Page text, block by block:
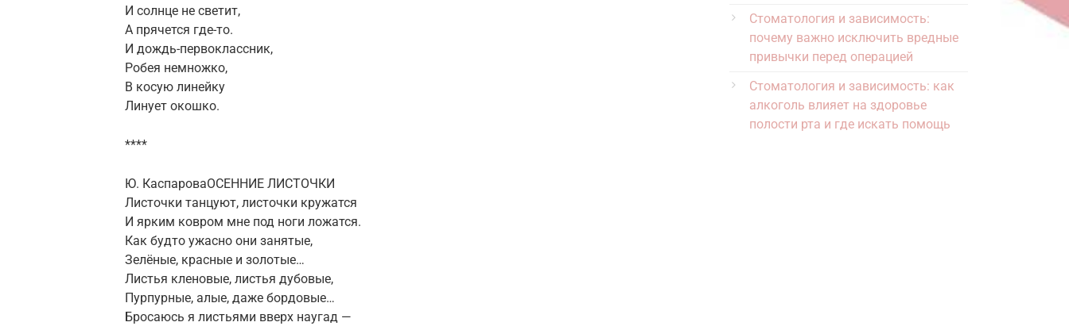
И солнце не светит,
А прячется где-то.
И дождь-первоклассник,
Робея немножко,
В косую линейку
Линует окошко.
****
Ю. КаспароваОСЕННИЕ ЛИСТОЧКИ
Листочки танцуют, листочки кружатся
И ярким ковром мне под ноги ложатся.
Как будто ужасно они занятые,
Зелёные, красные и золотые…
Листья кленовые, листья дубовые,
Пурпурные, алые, даже бордовые…
Бросаюсь я листьями вверх наугад —
Стоматология и зависимость:
почему важно исключить вредные
привычки перед операцией
Стоматология и зависимость: как
алкоголь влияет на здоровье
полости рта и где искать помощь